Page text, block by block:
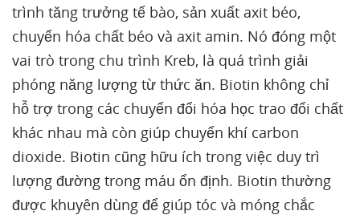
trình tăng trưởng tế bào, sản xuất axit béo,
chuyển hóa chất béo và axit amin. Nó đóng một
vai trò trong chu trình Kreb, là quá trình giải
phóng năng lượng từ thức ăn. Biotin không chỉ
hỗ trợ trong các chuyển đổi hóa học trao đổi chất
khác nhau mà còn giúp chuyển khí carbon
dioxide. Biotin cũng hữu ích trong việc duy trì
lượng đường trong máu ổn định. Biotin thường
được khuyên dùng để giúp tóc và móng chắc